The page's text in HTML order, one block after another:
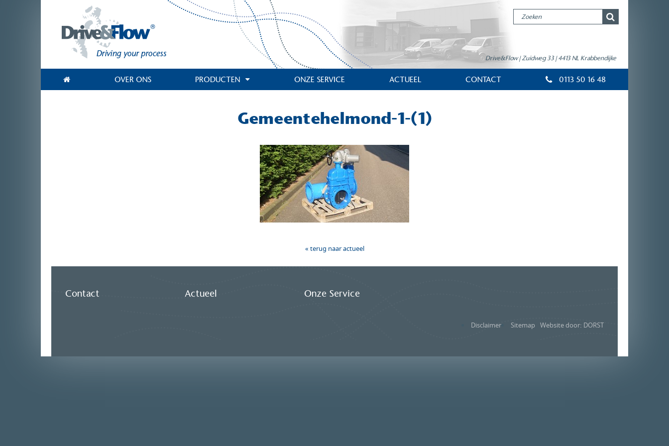
Drive&Flow | Zuidweg 33 | 4413 NL Krabbendijke
OVER ONS PRODUCTEN ONZE SERVICE ACTUEEL CONTACT 0113 50 16 48
Gemeentehelmond-1-(1)
« terug naar actueel
Contact Actueel Onze Service
Website door: DORST
Sitemap
Disclaimer